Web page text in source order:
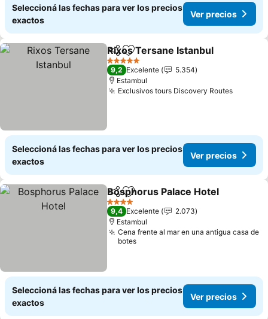
Seleccioná las fechas para ver los precios
exactos
Ver precios
CompartirAñadir a favoritos
Rixos Tersane Istanbul
5 Estrellas
9,2 Excelente
5.354
Estambul
Exclusivos tours Discovery Routes
Seleccioná las fechas para ver los precios
exactos
Ver precios
CompartirAñadir a favoritos
Bosphorus Palace Hotel
4 Estrellas
9,4 Excelente
2.073
Estambul
Cena frente al mar en una antigua casa de
botes
Seleccioná las fechas para ver los precios
exactos
Ver precios